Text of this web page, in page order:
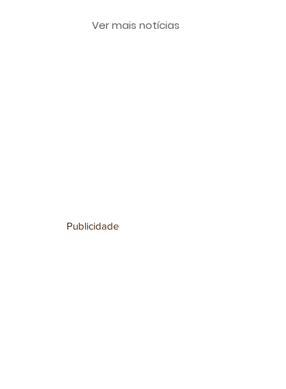
Publicidade
Ver mais notícias